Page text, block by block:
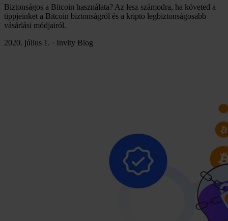
Biztonságos a Bitcoin használata? Az lesz számodra, ha követed a
tippjeinket a Bitcoin biztonságról és a kripto legbiztonságosabb
vásárlási módjairól.
2020. július 1. · Invity Blog